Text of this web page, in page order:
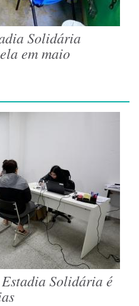
Solidária
em maio
Solidária é